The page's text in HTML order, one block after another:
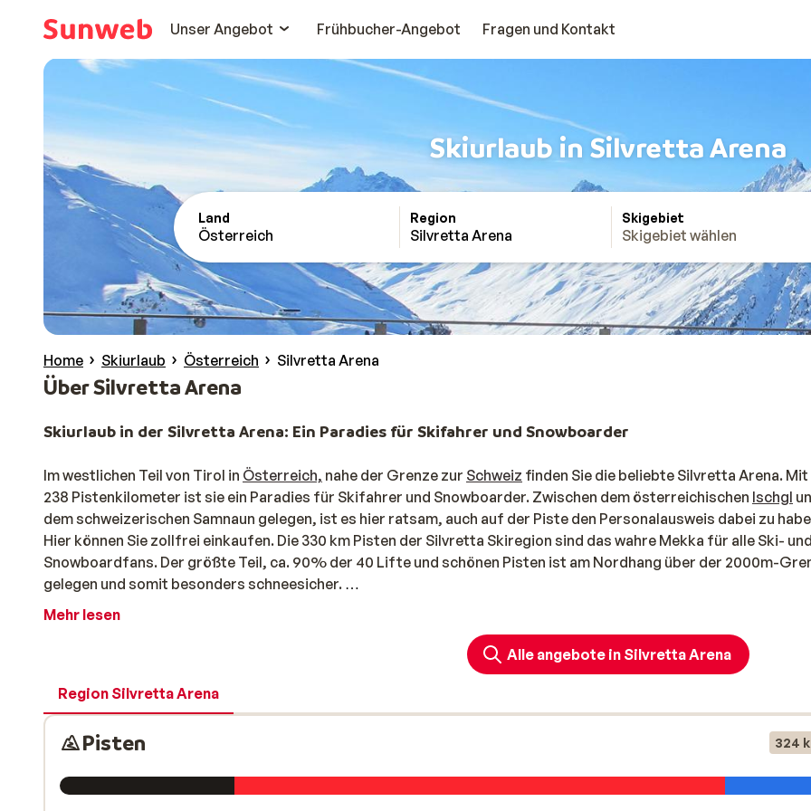
Unser Angebot
Frühbucher-Angebot Fragen und Kontakt
Skiurlaub in Silvretta Arena
Land
Österreich
Region
Silvretta Arena
Skigebiet
Skigebiet wählen
Home Skiurlaub Österreich Silvretta Arena
Über Silvretta Arena
Skiurlaub in der Silvretta Arena: Ein Paradies für Skifahrer und Snowboarder
Im westlichen Teil von Tirol in Österreich, nahe der Grenze zur Schweiz finden Sie die beliebte Silvretta Arena. Mit
238 Pistenkilometer ist sie ein Paradies für Skifahrer und Snowboarder. Zwischen dem österreichischen Ischgl
dem schweizerischen Samnaun gelegen, ist es hier ratsam, auch auf der Piste den Personalausweis dabei zu
Hier können Sie zollfrei einkaufen. Die 330 km Pisten der Silvretta Skiregion sind das wahre Mekka für alle Ski- und
Snowboardfans. Der größte Teil, ca. 90% der 40 Lifte und schönen Pisten ist am Nordhang über der 2000m-
gelegen und somit besonders schneesicher.
Man kann mehr als "nur" Skifahren in der Silvretta Arena
einen Halfpipe und Funpark bereit, der wohl zurecht "Boarders-Paradise" heißt. Für
Carving-Freaks wird ein spezieller Streckenverlauf abgesteckt. Die Silvretta Langlaufloipe ist ca. 48 km lang. Das
besonders schöne an diesem Loipenverlauf ist, dass er die Wintersportorte Ischgl und
Suchen Sie einmal eine Abwechslung zum Skivergnügen? Der Besuche des autofreien, Schweizer Dorfes
auf jeden Fall einen Ausflug wert, auch da Sie hier in der zollfreien Zone steuerfrei einkaufen können. Mit einem
(40 km Piste),See
Piste) undKappl(40 km Piste) nach Herzenslust Ihren Ski- oder Snowboardambitionen nachgehen. Der Skibus,
Mehr lesen
Alle angebote in Silvretta Arena
Region Silvretta Arena
Pisten 324